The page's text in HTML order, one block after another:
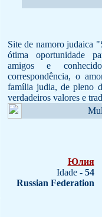
Site de namoro judaica
ótima oportunidade
amigos e
correspondência, o
família judia, de pleno
verdadeiros valores e
Юлия
Idade - 54
Russian Federation